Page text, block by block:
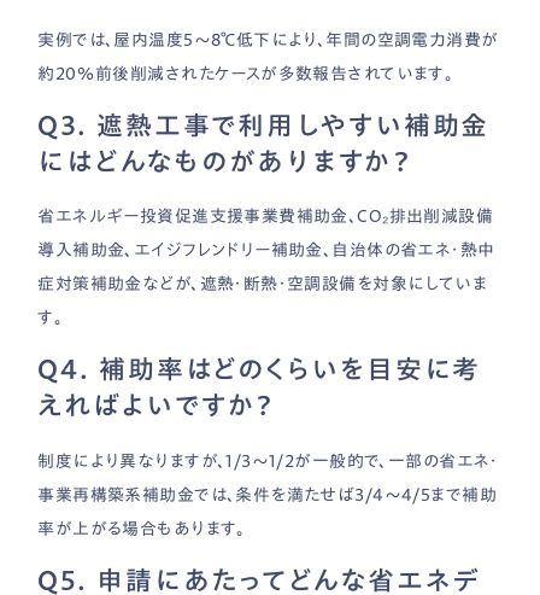
実例では、屋内温度5〜8℃低下により、年間の空調電力消費が
約20％前後削減されたケースが多数報告されています。
Q3. 遮熱工事で利用しやすい補助金
にはどんなものがありますか？
省エネルギー投資促進支援事業費補助金、CO₂排出削減設備
導入補助金、エイジフレンドリー補助金、自治体の省エネ・熱中
症対策補助金などが、遮熱・断熱・空調設備を対象にしていま
す。
Q4. 補助率はどのくらいを目安に考
えればよいですか？
制度により異なりますが、1/3〜1/2が一般的で、一部の省エネ・
事業再構築系補助金では、条件を満たせば3/4〜4/5まで補助
率が上がる場合もあります。
Q5. 申請にあたってどんな省エネデ